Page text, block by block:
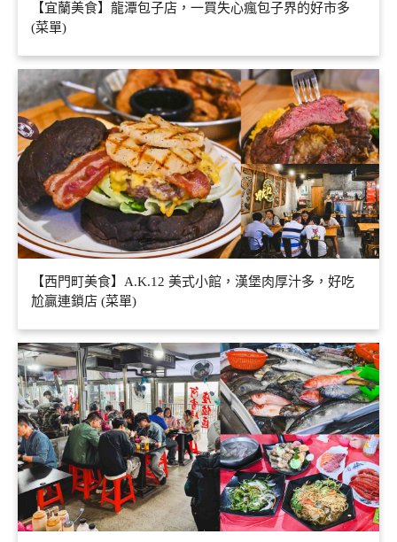
【宜蘭美食】龍潭包子店，一買失心瘋包子界的好市多
(菜單)
【西門町美食】A.K.12 美式小館，漢堡肉厚汁多，好吃
尬贏連鎖店 (菜單)